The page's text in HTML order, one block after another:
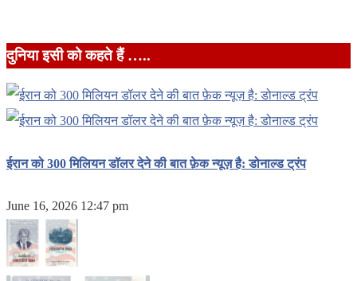
दुनिया इसी को कहते हैं …..
ईरान को 300 मिलियन डॉलर देने की बात फ़ेक न्यूज़ है: डोनाल्ड ट्रंप
June 16, 2026 12:47 pm